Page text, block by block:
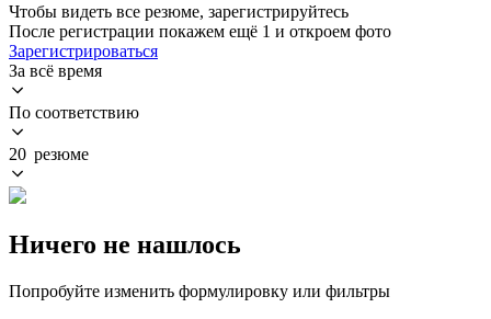
Чтобы видеть все резюме, зарегистрируйтесь
После регистрации покажем ещё 1 и откроем фото
Зарегистрироваться
За всё время
По соответствию
20 резюме
Ничего не нашлось
Попробуйте изменить формулировку или фильтры